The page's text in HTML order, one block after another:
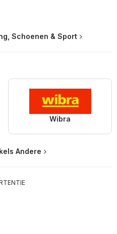
Schoenen & Sport
Wibra
Andere